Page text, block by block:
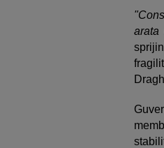
arata